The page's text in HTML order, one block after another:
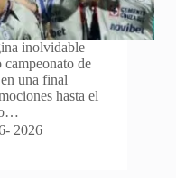
inolvidable
de
una final
hasta el
2026